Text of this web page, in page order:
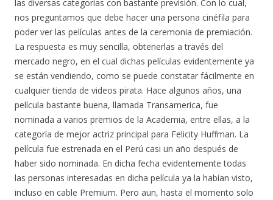
las diversas categorías con bastante previsión. Con lo cual,
nos preguntamos que debe hacer una persona cinéfila para
poder ver las películas antes de la ceremonia de premiación.
La respuesta es muy sencilla, obtenerlas a través del
mercado negro, en el cual dichas películas evidentemente ya
se están vendiendo, como se puede constatar fácilmente en
cualquier tienda de videos pirata. Hace algunos años, una
película bastante buena, llamada Transamerica, fue
nominada a varios premios de la Academia, entre ellas, a la
categoría de mejor actriz principal para Felicity Huffman. La
película fue estrenada en el Perú casi un año después de
haber sido nominada. En dicha fecha evidentemente todas
las personas interesadas en dicha película ya la habían visto,
incluso en cable Premium. Pero aun, hasta el momento solo